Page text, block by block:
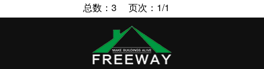
总数：3 页次：1/1